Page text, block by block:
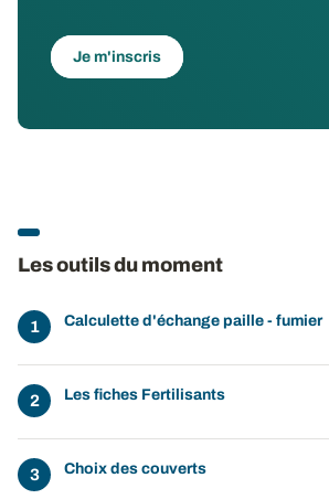
Je m'inscris
Les outils du moment
Calculette d'échange paille - fumier
Les fiches Fertilisants
Choix des couverts